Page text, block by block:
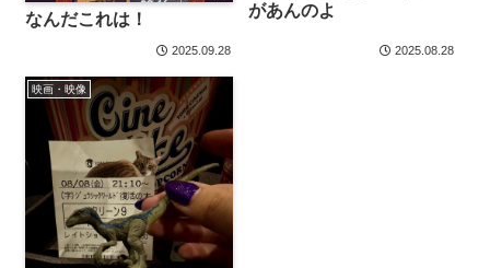
なんだこれは！
2025.09.28
があんのよ
2025.08.28
映画・映像